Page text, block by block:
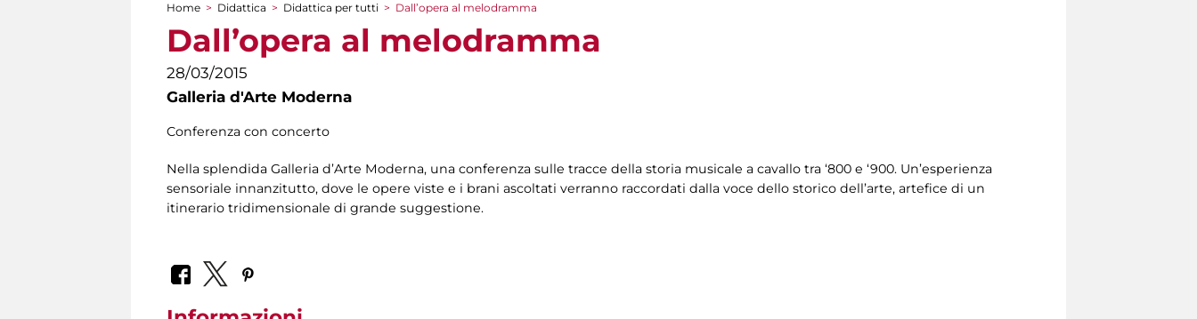
Tu sei qui
Home > Didattica > Didattica per tutti > Dall’opera al melodramma
Dall’opera al melodramma
28/03/2015
Galleria d'Arte Moderna
Conferenza con concerto
Nella splendida Galleria d’Arte Moderna, una conferenza sulle tracce della storia musicale a cavallo tra ‘800 e ‘900. Un’esperienza
sensoriale innanzitutto, dove le opere viste e i brani ascoltati verranno raccordati dalla voce dello storico dell’arte, artefice di un
itinerario tridimensionale di grande suggestione.